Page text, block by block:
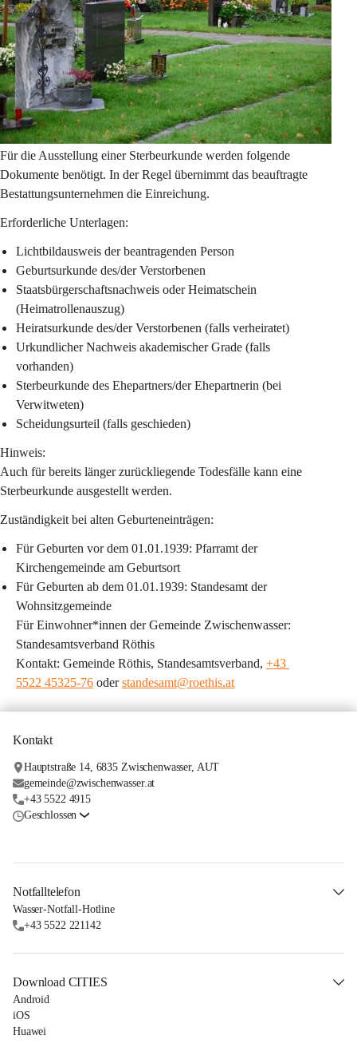
Für die Ausstellung einer Sterbeurkunde werden folgende
Dokumente benötigt. In der Regel übernimmt das beauftragte
Bestattungsunternehmen die Einreichung.
Erforderliche Unterlagen:
Lichtbildausweis der beantragenden Person
Geburtsurkunde des/der Verstorbenen
Staatsbürgerschaftsnachweis oder Heimatschein
(Heimatrollenauszug)
Heiratsurkunde des/der Verstorbenen (falls verheiratet)
Urkundlicher Nachweis akademischer Grade (falls
vorhanden)
Sterbeurkunde des Ehepartners/der Ehepartnerin (bei
Verwitweten)
Scheidungsurteil (falls geschieden)
Hinweis:
Auch für bereits länger zurückliegende Todesfälle kann eine
Sterbeurkunde ausgestellt werden.
Zuständigkeit bei alten Geburteneinträgen:
Für Geburten vor dem 01.01.1939: Pfarramt der
Kirchengemeinde am Geburtsort
Für Geburten ab dem 01.01.1939: Standesamt der
Wohnsitzgemeinde
Für Einwohner*innen der Gemeinde Zwischenwasser:
Standesamtsverband Röthis
Kontakt: Gemeinde Röthis, Standesamtsverband, +43
5522 45325-76 oder standesamt@roethis.at
Kontakt
Hauptstraße 14, 6835 Zwischenwasser, AUT
gemeinde@zwischenwasser.at
+43 5522 4915
Geschlossen
Notfalltelefon
Wasser-Notfall-Hotline
+43 5522 221142
Download CITIES
Android
iOS
Huawei